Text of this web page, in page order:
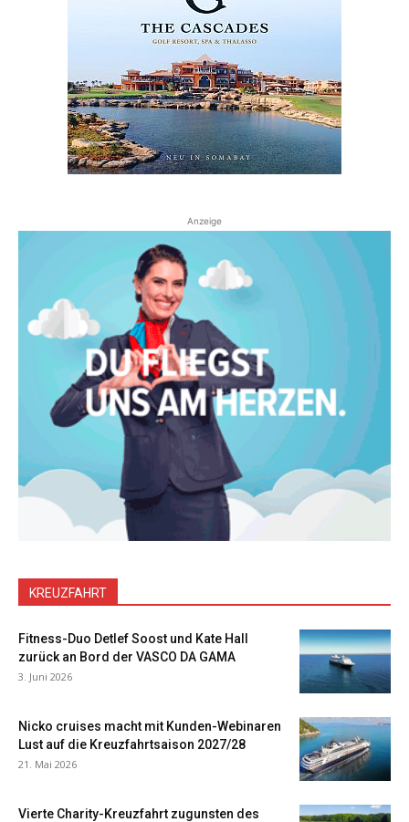
Anzeige
KREUZFAHRT
Fitness-Duo Detlef Soost und Kate Hall
zurück an Bord der VASCO DA GAMA
3. Juni 2026
Nicko cruises macht mit Kunden-Webinaren
Lust auf die Kreuzfahrtsaison 2027/28
21. Mai 2026
Vierte Charity-Kreuzfahrt zugunsten des